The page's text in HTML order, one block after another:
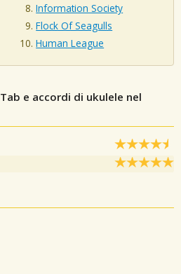
Information Society
Flock Of Seagulls
Human League
Tab e accordi di ukulele nel